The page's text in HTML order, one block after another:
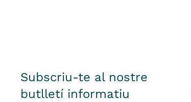
Subscriu-te al nostre
butlletí informatiu